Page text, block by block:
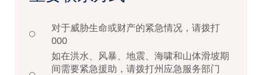
对于威胁生命或财产的紧急情况，请拨打
000
如在洪水、风暴、地震、海啸和山体滑坡期
间需要紧急援助，请拨打州应急服务部门